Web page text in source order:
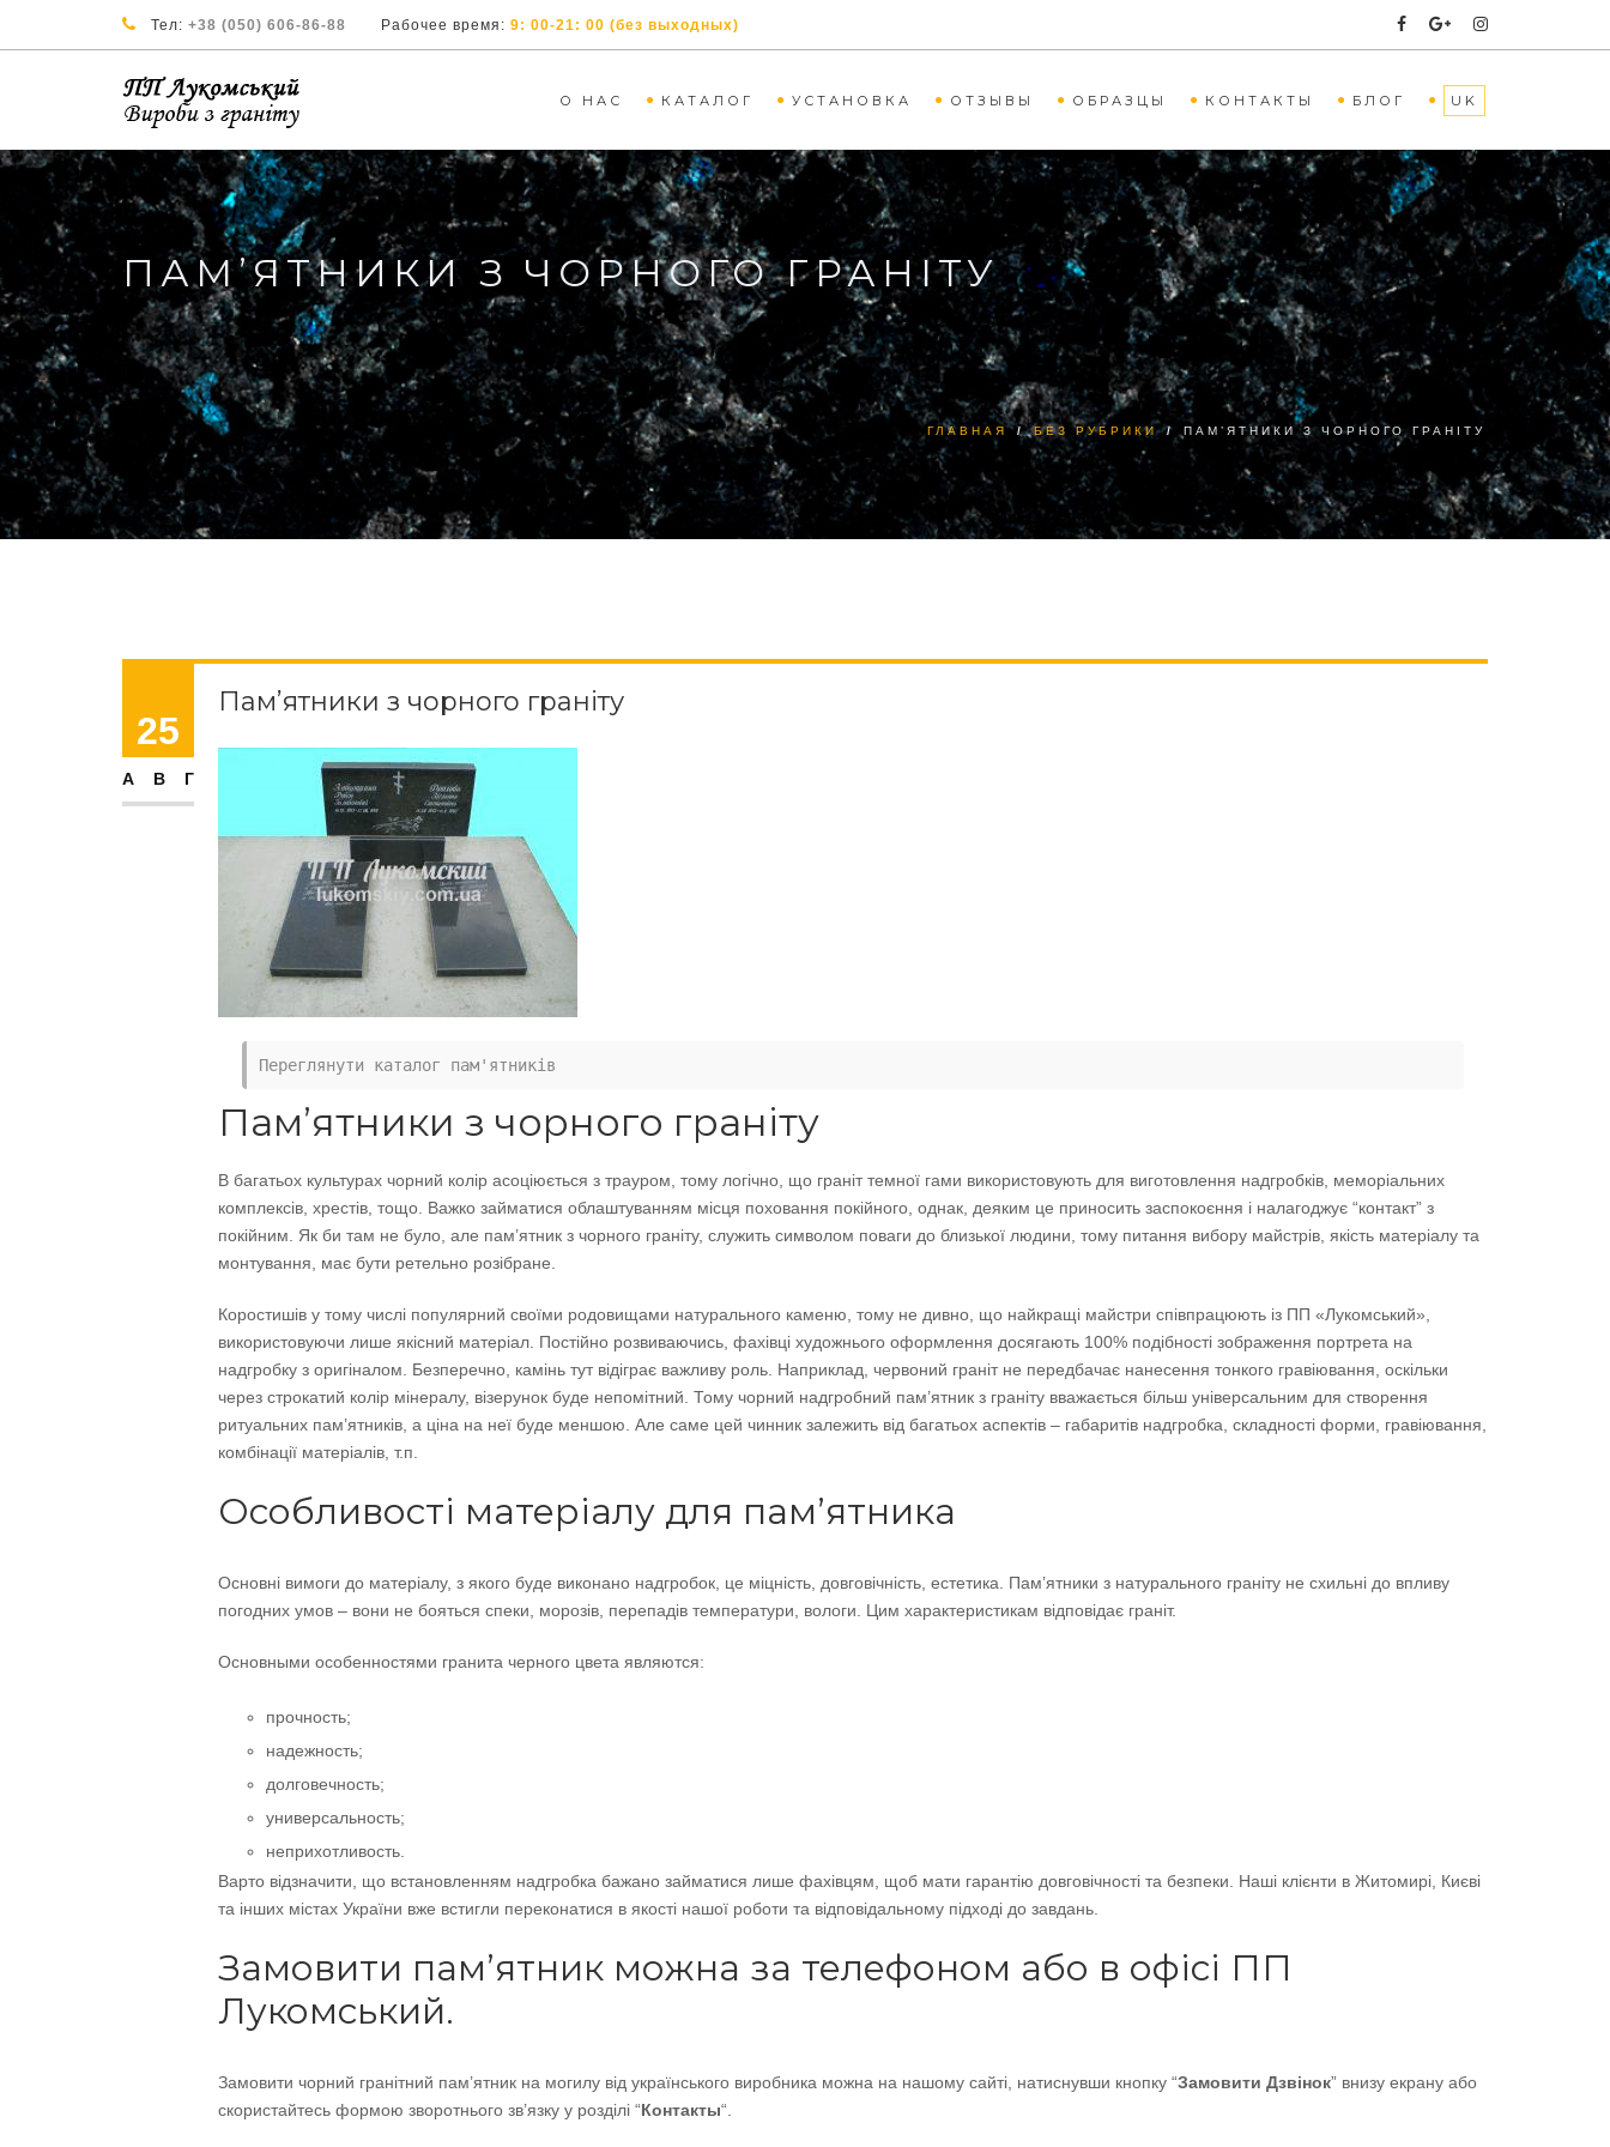
Тел: +38 (050) 606-86-88 Рабочее время: 9: 00-21: 00 (без выходных)
О НАС КАТАЛОГ УСТАНОВКА ОТЗЫВЫ ОБРАЗЦЫ КОНТАКТЫ БЛОГ UK
ПАМ’ЯТНИКИ З ЧОРНОГО ГРАНІТУ
ГЛАВНАЯ / БЕЗ РУБРИКИ / ПАМ’ЯТНИКИ З ЧОРНОГО ГРАНІТУ
25
АВГ
Пам’ятники з чорного граніту
Переглянути каталог пам'ятників
Пам’ятники з чорного граніту
В багатьох культурах чорний колір асоціюється з трауром, тому логічно, що граніт темної гами використовують для виготовлення надгробків, меморіальних
комплексів, хрестів, тощо. Важко займатися облаштуванням місця поховання покійного, однак, деяким це приносить заспокоєння і налагоджує “контакт” з
покійним. Як би там не було, але пам’ятник з чорного граніту, служить символом поваги до близької людини, тому питання вибору майстрів, якість матеріалу та
монтування, має бути ретельно розібране.
Коростишів у тому числі популярний своїми родовищами натурального каменю, тому не дивно, що найкращі майстри співпрацюють із ПП «Лукомський»,
використовуючи лише якісний матеріал. Постійно розвиваючись, фахівці художнього оформлення досягають 100% подібності зображення портрета на
надгробку з оригіналом. Безперечно, камінь тут відіграє важливу роль. Наприклад, червоний граніт не передбачає нанесення тонкого гравіювання, оскільки
через строкатий колір мінералу, візерунок буде непомітний. Тому чорний надгробний пам’ятник з граніту вважається більш універсальним для створення
ритуальних пам’ятників, а ціна на неї буде меншою. Але саме цей чинник залежить від багатьох аспектів – габаритів надгробка, складності форми, гравіювання,
комбінації матеріалів, т.п.
Особливості матеріалу для пам’ятника
Основні вимоги до матеріалу, з якого буде виконано надгробок, це міцність, довговічність, естетика. Пам’ятники з натурального граніту не схильні до впливу
погодних умов – вони не бояться спеки, морозів, перепадів температури, вологи. Цим характеристикам відповідає граніт.
Основными особенностями гранита черного цвета являются:
прочность;
надежность;
долговечность;
универсальность;
неприхотливость.
Варто відзначити, що встановленням надгробка бажано займатися лише фахівцям, щоб мати гарантію довговічності та безпеки. Наші клієнти в Житомирі, Києві
та інших містах України вже встигли переконатися в якості нашої роботи та відповідальному підході до завдань.
Замовити пам’ятник можна за телефоном або в офісі ПП
Лукомський.
Замовити чорний гранітний пам’ятник на могилу від українського виробника можна на нашому сайті, натиснувши кнопку “Замовити Дзвінок” внизу екрану або
скористайтесь формою зворотнього зв’язку у розділі “Контакты“.